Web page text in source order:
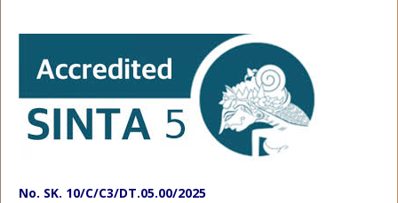
No. SK. 10/C/C3/DT.05.00/2025